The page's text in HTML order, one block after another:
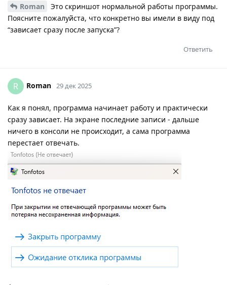
Roman
Это скриншот нормальной работы программы.
Поясните пожалуйста, что конкретно вы имели в виду под
“зависает сразу после запуска”?
Ответить
R Roman 29 дек 2025
Как я понял, программа начинает работу и практически
сразу зависает. На экране последние записи - дальше
ничего в консоли не происходит, а сама программа
перестает отвечать.